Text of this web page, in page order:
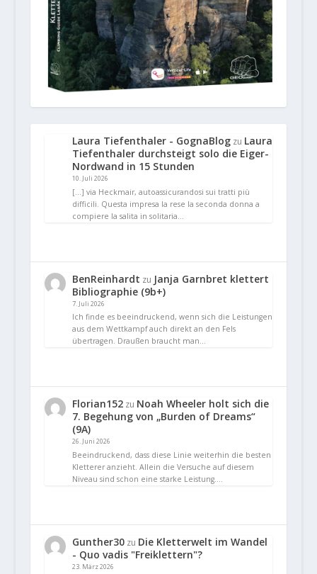
Laura Tiefenthaler - GognaBlogzu Laura
Tiefenthaler durchsteigt solo die Eiger-
Nordwand in 15 Stunden
10. Juli 2026
[…] via Heckmair, autoassicurandosi sui tratti più
difficili. Questa impresa la rese la seconda donna a
compiere la salita in solitaria…
BenReinhardt zu Janja Garnbret klettert
Bibliographie (9b+)
7. Juli 2026
Ich finde es beeindruckend, wenn sich die Leistungen
aus dem Wettkampf auch direkt an den Fels
übertragen. Draußen braucht man…
Florian152zu Noah Wheeler holt sich die
7. Begehung von „Burden of Dreams“
(9A)
26. Juni 2026
Beeindruckend, dass diese Linie weiterhin die besten
Kletterer anzieht. Allein die Versuche auf diesem
Niveau sind schon eine starke Leistung.…
Gunther30zu Die Kletterwelt im Wandel
- Quo vadis "Freiklettern"?
23. März 2026